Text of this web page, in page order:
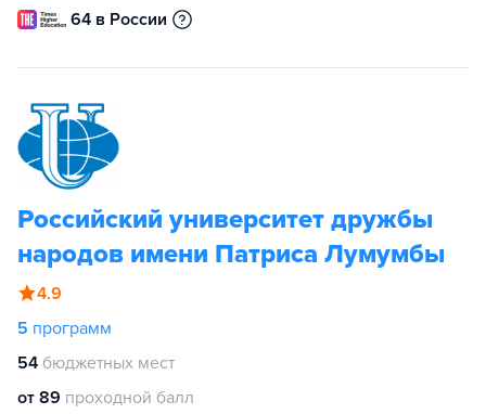
64 в России
Российский университет дружбы
народов имени Патриса Лумумбы
4.9
5 программ
54 бюджетных мест
от 89 проходной балл